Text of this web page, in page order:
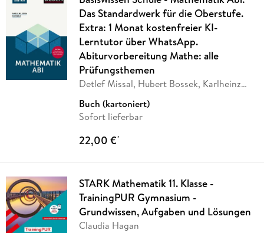
Das Standardwerk für die Oberstufe.
Extra: 1 Monat kostenfreier KI-
Lerntutor über WhatsApp.
Abiturvorbereitung Mathe: alle
Prüfungsthemen
Detlef Missal, Hubert Bossek, Karlheinz
Buch (kartoniert)
Sofort lieferbar
22,00 €*
STARK Mathematik 11. Klasse -
TrainingPUR Gymnasium -
Grundwissen, Aufgaben und Lösungen
Claudia Hagan